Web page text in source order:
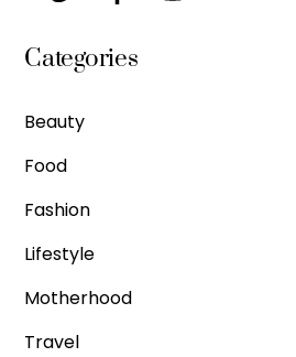
Categories
Beauty
Food
Fashion
Lifestyle
Motherhood
Travel